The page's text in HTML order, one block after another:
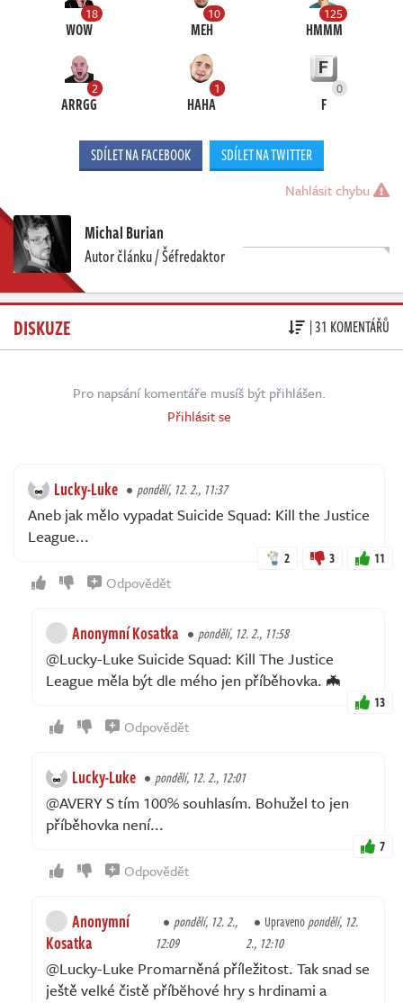
18
WOW
10
MEH
125
HMMM
2
ARRGG
1
HAHA
0
F
SDÍLET NA FACEBOOK SDÍLET NA TWITTER
Nahlásit chybu
Michal Burian
Autor článku / Šéfredaktor
DISKUZE | 31 KOMENTÁŘŮ
Pro napsání komentáře musíš být přihlášen.
Přihlásit se
Lucky-Luke pondělí, 12. 2., 11:37
Aneb jak mělo vypadat Suicide Squad: Kill the Justice
League...
2 3 11
Odpovědět
Anonymní Kosatka pondělí, 12. 2., 11:58
@Lucky-Luke Suicide Squad: Kill The Justice
League měla být dle mého jen příběhovka. 🦇
13
Odpovědět
Lucky-Luke pondělí, 12. 2., 12:01
@AVERY S tím 100% souhlasím. Bohužel to jen
příběhovka není...
7
Odpovědět
Anonymní
Kosatka
pondělí, 12. 2.,
12:09
Upravenopondělí, 12.
2., 12:10
@Lucky-Luke Promarněná příležitost. Tak snad se
ještě velké čistě příbĕhové hry s hrdinami a